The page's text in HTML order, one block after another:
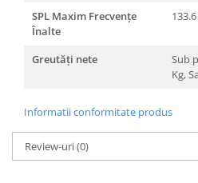
SPL Maxim Frecvențe
Înalte
Greutăți nete
Sub
Kg,
Informatii conformitate produs
Review-uri(0)